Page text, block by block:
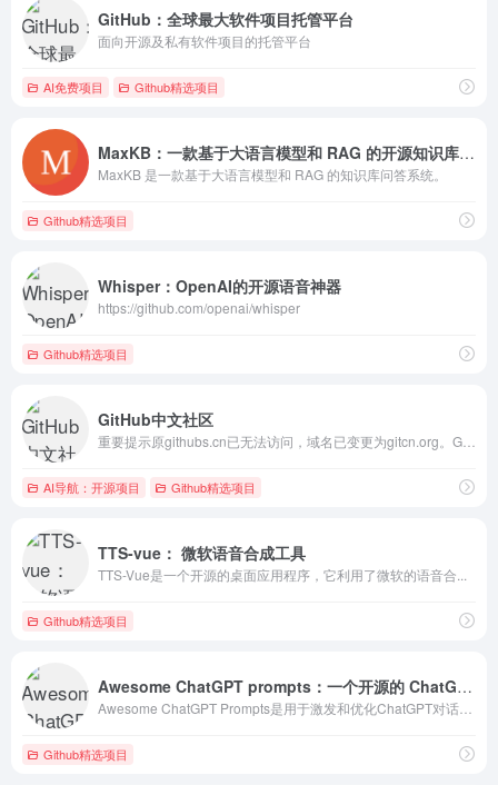
GitHub：全球最大软件项目托管平台
面向开源及私有软件项目的托管平台
AI免费项目 Github精选项目
MaxKB：一款基于大语言模型和 RAG 的开源知识库问答系统
MaxKB 是一款基于大语言模型和 RAG 的知识库问答系统。
Github精选项目
Whisper：OpenAI的开源语音神器
https://github.com/openai/whisper
Github精选项目
GitHub中文社区
AI导航：开源项目 Github精选项目
TTS-vue： 微软语音合成工具
TTS-Vue是一个开源的桌面应用程序，它利用了微软的语音合...
Github精选项目
Awesome ChatGPT prompts：一个开源的 ChatGPT 提示词收集项目
Github精选项目